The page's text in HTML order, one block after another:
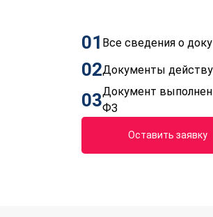
01 Все сведения о
02Документы
03Документ выполнен
ФЗ
Оставить заявку